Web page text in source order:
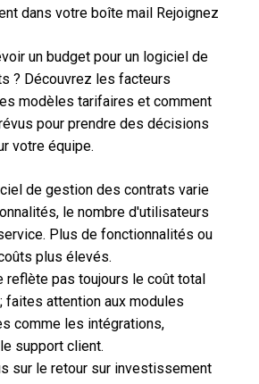
dans votre boîte mail
Rejoignez
un budget pour un logiciel de
? Découvrez les facteurs
modèles tarifaires et comment
pour prendre des décisions
votre équipe.
de gestion des contrats varie
le nombre d'utilisateurs
Plus de fonctionnalités ou
plus élevés.
reflète pas toujours le coût total
faites attention aux modules
comme les intégrations,
support client.
sur le retour sur investissement